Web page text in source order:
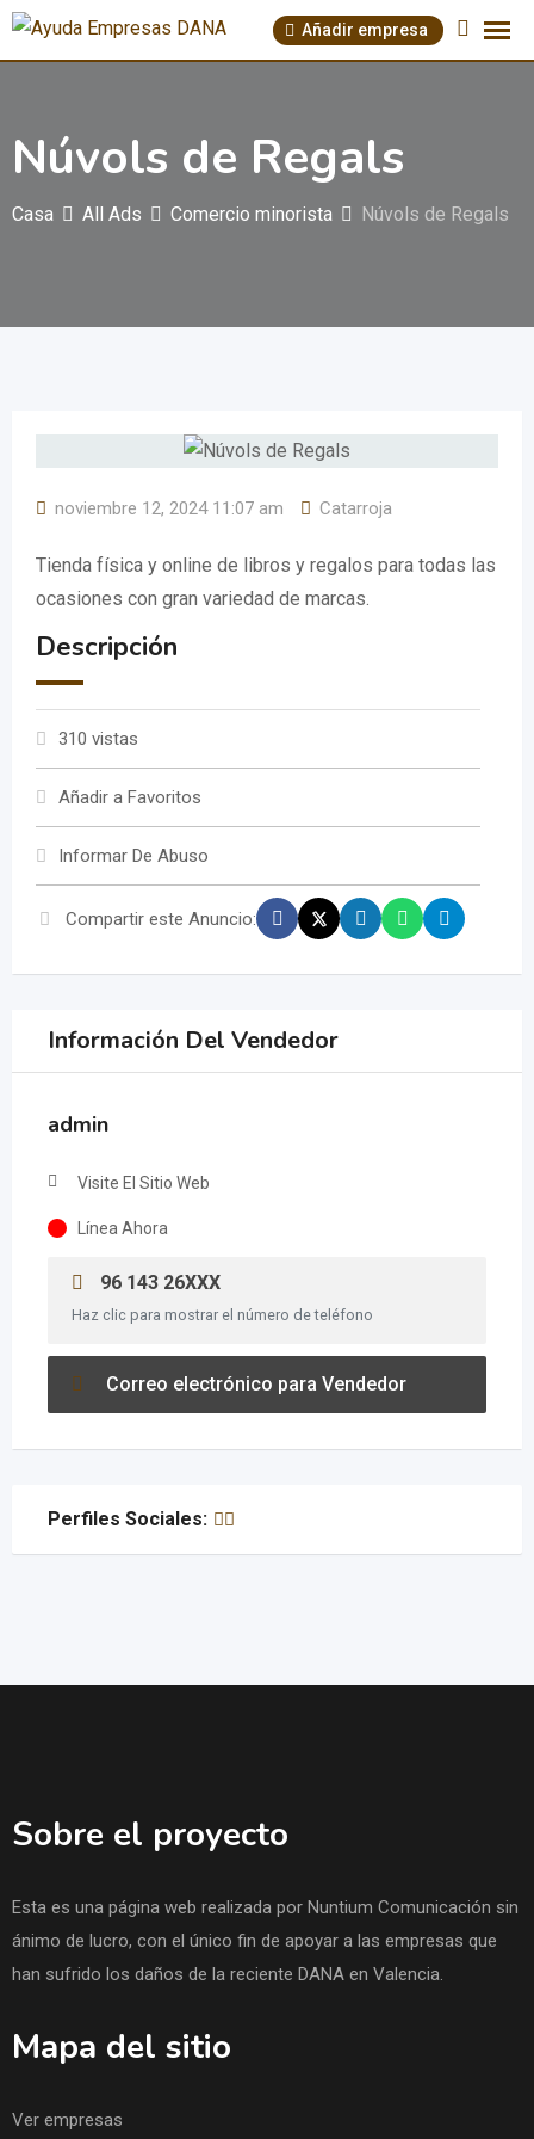
Saltar
Añadir empresa
Núvols de Regals
Casa All Ads Comercio minorista Núvols de Regals
noviembre 12, 2024 11:07 am Catarroja
Tienda física y online de libros y regalos para todas las
ocasiones con gran variedad de marcas.
Descripción
310 vistas
Añadir a Favoritos
Informar De Abuso
Compartir este Anuncio:
Información Del Vendedor
admin
Visite El Sitio Web
Línea Ahora
96 143 26XXX
Haz clic para mostrar el número de teléfono
Correo electrónico para Vendedor
Perfiles Sociales:
Sobre el proyecto
Esta es una página web realizada por Nuntium Comunicación sin
ánimo de lucro, con el único fin de apoyar a las empresas que
han sufrido los daños de la reciente DANA en Valencia.
Mapa del sitio
Ver empresas